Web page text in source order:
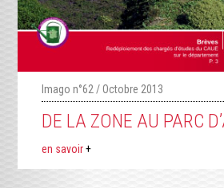
Imago n°62 / Octobre 2013
DE LA ZONE AU PARC
en savoir+